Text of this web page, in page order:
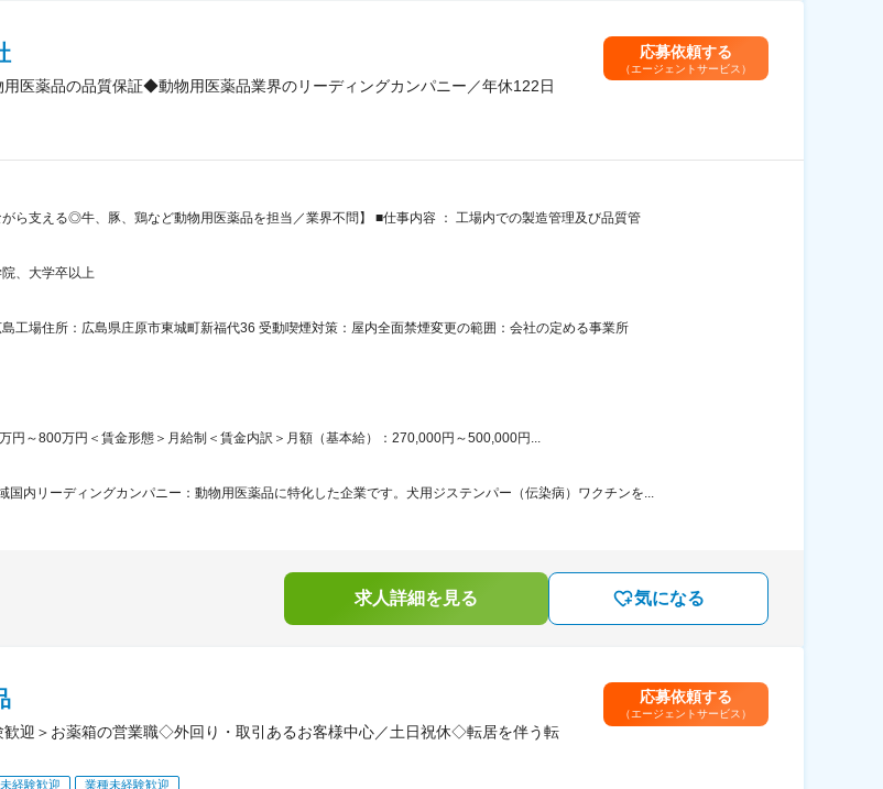
用医薬品の品質保証◆動物用医薬品業界のリーディングカンパニー／年休122日
応募依頼する
（エージェントサービス）
がら支える◎牛、豚、鶏など動物用医薬品を担当／業界不問】 ■仕事内容 ： 工場内での製造管理及び品質管
、大学卒以上
島工場住所：広島県庄原市東城町新福代36 受動喫煙対策：屋内全面禁煙変更の範囲：会社の定める事業所
円～800万円＜賃金形態＞月給制＜賃金内訳＞月額（基本給）：270,000円～500,000円...
国内リーディングカンパニー：動物用医薬品に特化した企業です。犬用ジステンパー（伝染病）ワクチンを...
求人詳細を見る 気になる
歓迎＞お薬箱の営業職◇外回り・取引あるお客様中心／土日祝休◇転居を伴う転
経験歓迎 業種未経験歓迎
応募依頼する
（エージェントサービス）